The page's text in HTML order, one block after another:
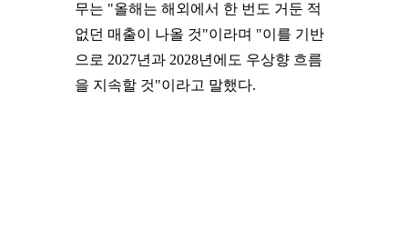
무는 "올해는 해외에서 한 번도 거둔 적
없던 매출이 나올 것"이라며 "이를 기반
으로 2027년과 2028년에도 우상향 흐름
을 지속할 것"이라고 말했다.